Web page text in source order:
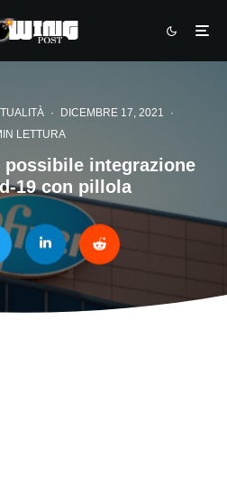
· DICEMBRE 17, 2021
·
LETTURA
possibile integrazione
19 con pillola